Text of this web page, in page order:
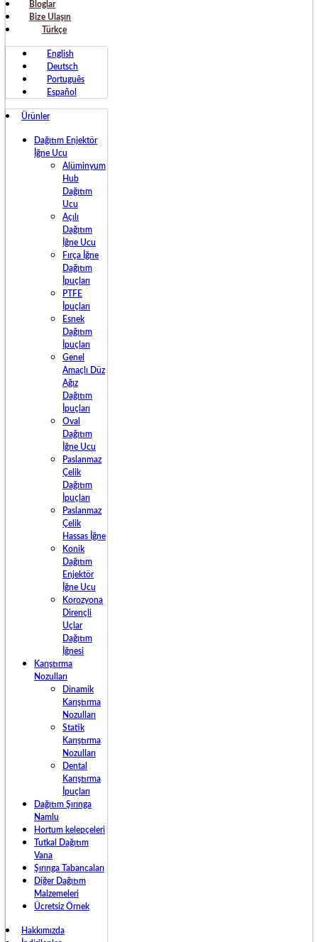
Bloglar
Bize Ulaşın
Türkçe
English
Deutsch
Português
Español
Ürünler
Dağıtım Enjektör
İğne Ucu
Alüminyum
Hub
Dağıtım
Ucu
Açılı
Dağıtım
İğne Ucu
Fırça İğne
Dağıtım
İpuçları
PTFE
İpuçları
Esnek
Dağıtım
İpuçları
Genel
Amaçlı Düz
Ağız
Dağıtım
İpuçları
Oval
Dağıtım
İğne Ucu
Paslanmaz
Çelik
Dağıtım
İpuçları
Paslanmaz
Çelik
Hassas İğne
Konik
Dağıtım
Enjektör
İğne Ucu
Korozyona
Dirençli
Uçlar
Dağıtım
İğnesi
Karıştırma
Nozulları
Dinamik
Karıştırma
Nozulları
Statik
Karıştırma
Nozulları
Dental
Karıştırma
İpuçları
Dağıtım Şırınga
Namlu
Hortum kelepçeleri
Tutkal Dağıtım
Vana
Şırınga Tabancaları
Diğer Dağıtım
Malzemeleri
Ücretsiz Örnek
Hakkımızda